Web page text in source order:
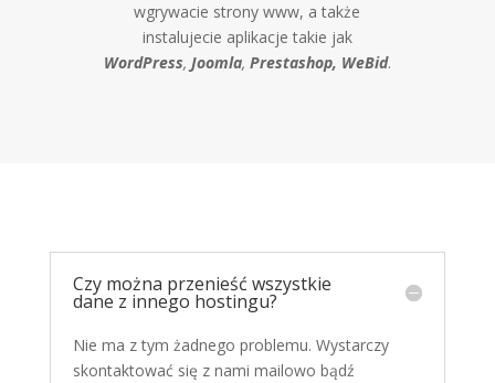
wgrywacie strony www, a także
instalujecie aplikacje takie jak
WordPress, Joomla, Prestashop, WeBid.
Czy można przenieść wszystkie
dane z innego hostingu?
Nie ma z tym żadnego problemu. Wystarczy
skontaktować się z nami mailowo bądź